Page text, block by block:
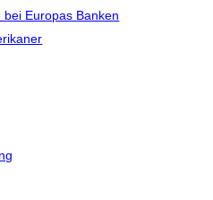
Europas Banken